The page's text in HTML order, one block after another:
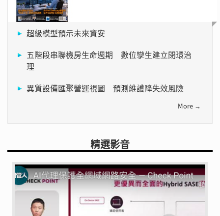
超級模型預示未來資安
五階段串聯機房生命週期 數位孿生建立閉環治
理
異質設備匯聚營運視圖 預測維護降失效風險
More →
精選影音